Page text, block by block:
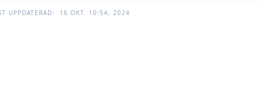
UPPDATERAD: 16 OKT. 10:54, 2024